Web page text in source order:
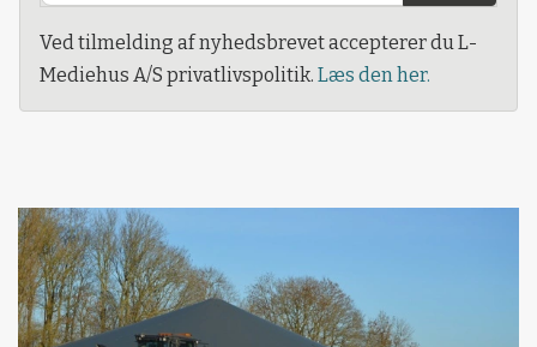
Ved tilmelding af nyhedsbrevet accepterer du L-
Mediehus A/S privatlivspolitik. Læs den her.